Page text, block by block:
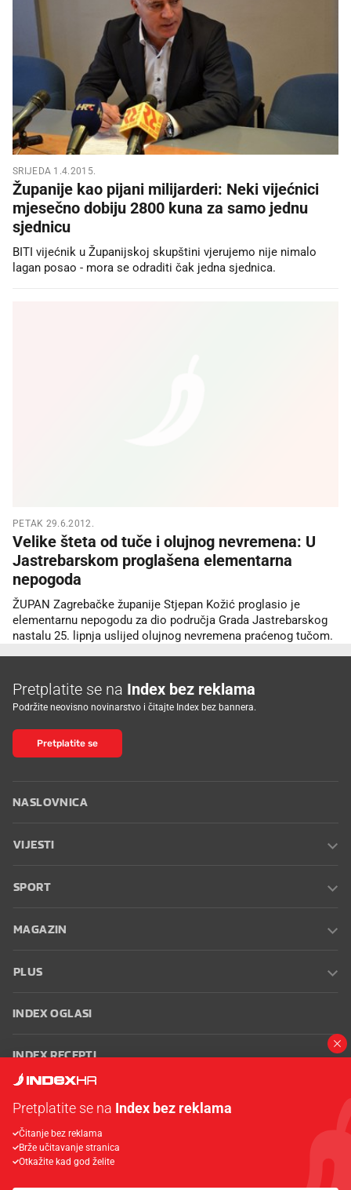
SRIJEDA 1.4.2015.
Županije kao pijani milijarderi: Neki vijećnici
mjesečno dobiju 2800 kuna za samo jednu
sjednicu
BITI vijećnik u Županijskoj skupštini vjerujemo nije nimalo
lagan posao - mora se odraditi čak jedna sjednica.
PETAK 29.6.2012.
Velike šteta od tuče i olujnog nevremena: U
Jastrebarskom proglašena elementarna
nepogoda
ŽUPAN Zagrebačke županije Stjepan Kožić proglasio je
elementarnu nepogodu za dio područja Grada Jastrebarskog
nastalu 25. lipnja uslijed olujnog nevremena praćenog tučom.
Pretplatite se na Index bez reklama
Podržite neovisno novinarstvo i čitajte Index bez bannera.
Pretplatite se
NASLOVNICA
VIJESTI
SPORT
MAGAZIN
PLUS
INDEX OGLASI
INDEX RECEPTI
Oglašavanje Zaposli se na Indexu
korištenja
Postavke kolačića
Pretplatite se na Index bez reklama
Čitanje bez reklama
Brže učitavanje stranica
Otkažite kad god želite